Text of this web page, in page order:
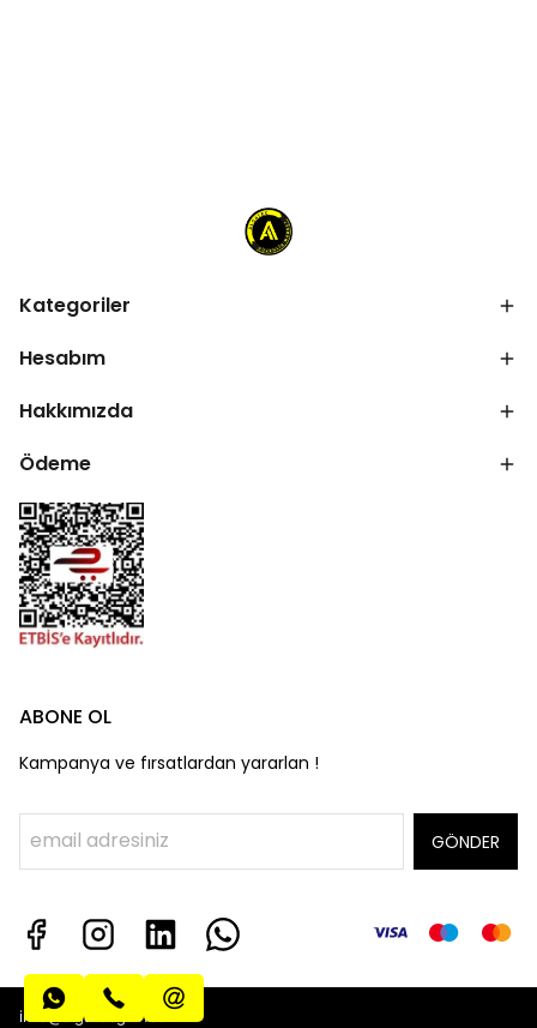
Kategoriler
Hesabım
Hakkımızda
Ödeme
ABONE OL
Kampanya ve fırsatlardan yararlan !
GÖNDER
info@algatecguv.com